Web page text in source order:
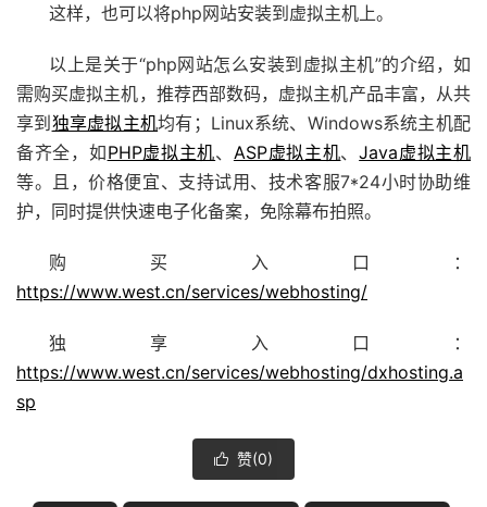
这样，也可以将php网站安装到虚拟主机上。
以上是关于“php网站怎么安装到虚拟主机”的介绍，如
需购买虚拟主机，推荐西部数码，虚拟主机产品丰富，从共
享到独享虚拟主机均有；Linux系统、Windows系统主机配
备齐全，如PHP虚拟主机、 ASP虚拟主机、Java虚拟主机
等。且，价格便宜、支持试用、技术客服7*24小时协助维
护，同时提供快速电子化备案，免除幕布拍照。
购买入口：
https://www.west.cn/services/webhosting/
独享入口：
https://www.west.cn/services/webhosting/dxhosting.a
sp
 赞(0)